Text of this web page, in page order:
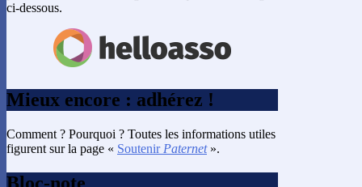
ci-dessous.
Mieux encore : adhérez !
Comment ? Pourquoi ? Toutes les informations utiles
figurent sur la page « Soutenir Paternet».